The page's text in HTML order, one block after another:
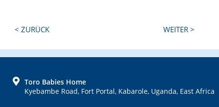
Next
< ZURÜCK WEITER >
FOOTERToro Babies Home
Kyebambe Road, Fort Portal, Kabarole, Uganda, East Africa